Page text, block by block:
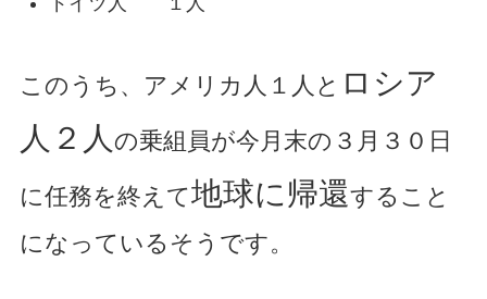
このうち、アメリカ人１人と ロシア
人２人 の乗組員が今月末の３月３０日
に任務を終えて地球に帰還すること
になっているそうです。